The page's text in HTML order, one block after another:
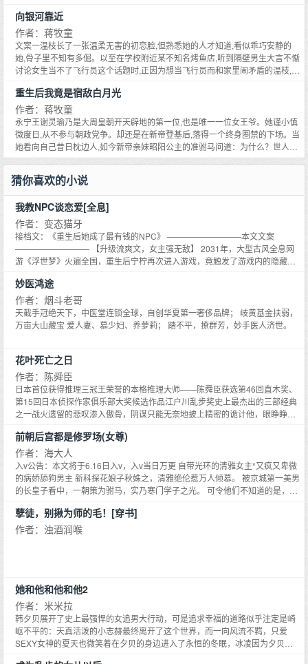
下，将阮昭拦下，问道：你在佛祖面前说的话还算数吗？阮昭：？男人提醒
她：你说，若我日后落在你手里，你必好好待我。阮昭：……？？伸手，傅时
浔语气淡然。阮昭下意识伸出手，接着，男人将自己的手掌搭在她掌心，双眸
凝着她，一字一顿：现在我落到你手里了。-点上长明灯，唯愿你一生喜乐野路
子文物修复师拽姐x高岭
作，她当然要工作！文案二：许久之后。面对已经住在一起的男人，邬乔忽然
想起那个莫名的规定，忍不住问道：我现在这样算是违反公司规定吗？程令时
转了下刚拿到手的婚戒：当然不算。男人随后补了句，口吻极理所当然。因为
我也喜欢你。#国际驰名双标程令时##不可喜欢某位程姓合伙人，除非他也喜
欢你#【我曾只能偷偷望向你，直到，我与你并肩而立】【提示】1、骚断腿天
小甜糖，唯一宗旨，一切向甜看立意:梦想、理想、幻想
向银河靠近
作者：蒋牧童
文案一温枝长了一张温柔无害的初恋脸,但熟悉她的人才知道,看似乖巧安静的
她,骨子里不知有多倔。以至在学校附近某不知名烤鱼店,听到隔壁男生大言不惭
讨论女生当不了飞行员这个话题时,正因为想当飞行员而和家里闹矛盾的温枝,一
的少年。温枝：顾问周是吧,要是我能当上飞行员,你就把刚才说过的那些话,给
我吃下去。进店后一直没开口的顾问周：……旁边大放厥词的室友,默默闭嘴。
*六年后。作为世联航空有史以来最年轻机长的顾问周,虽然长了一张招蜂引蝶
的脸,但碍于他的性格,谁也不敢轻易招惹。所以谁都没想到他会在公司餐厅当众
收到一张纸条,还是来自那个一进公司,就被评为司花的新晋女飞行员。好事者纷
纷围观。对方笑盈盈的看着他：顾机长,打开看看吧。顾问周打开纸条。只见上
面写着一行字：女生哪能当飞行员呐,吃不了这个苦。顾问周伸手将纸条塞给身
侧,同样在看热闹的好友。也就是当年大放厥词的那位。你自己说的话,吃了吧。
文案二顾问周发现隔壁空着的前辈机长家住进了人,对方就是在食堂造成乌龙的
温枝。起初他以为对方是租客,后来发现她竟是前辈的前女友。一开始两人相安
无事,但渐渐就不对劲了。顾问周心想：跟朋友的前女友交往,不算挖墙脚吧。直
到某天,顾问周在温枝家门口,将人亲得意乱情迷,门从里面打开,前辈机长站在门
口,冷若冰霜的看着他们。顾问周伸手将人往身后拉,正欲护着。就听温枝喊道：
哥。见他一脸震惊,温枝笑盈盈贴近他耳畔,无辜道：我以为你比较喜欢这种禁忌
关系。顾问周：……呵,他可真是喜欢死了！2022.2.22【提示】*禁欲闷骚机长
X甜飒女飞*一段禁忌又刺激的关系* 双飞行员CP,涉及专业资料,皆是查阅资料,
如有错误,欢迎温油指出,谢谢
重生后我竟是宿敌白月光
作者：蒋牧童
永宁王谢灵瑜乃是大周皇朝开天辟地的第一位,也是唯一一位女王爷。她谨小慎
微度日,从不参与朝政党争。却还是在新帝登基后,落得一个终身圈禁的下场。当
她看向自己昔日枕边人,如今新帝亲妹昭阳公主的准驸马问道：为什么？世人眼
中芝兰玉树的温雅公子裴靖安,低头看着她说：殿下,泛舟湖上,从来非我所愿。
不是良配,她只求安稳度日,他却心系权势。于是,在裴靖安与昭阳公主成亲当日,
谢灵瑜等来一杯鸩酒。再睁开眼时,谢灵瑜发现自己回到了过去。她依旧是那个
高高在上的永宁王殿下。好,既然前世不争是错。那这一世,她便一争到底,只求
个痛痛快快！谢灵瑜做的第一件事,就是派人找到萧晏行,此人就是前世辅助新帝
登基的最大功臣。只是,当谢灵瑜看着雨中一身布衣的萧晏行,对方毫无前世大权
在握的权臣风采,身体周遭的血水混着雨水流淌了一地,映进他眸底的一片死寂。
穿着华服的少女手持油纸伞,缓缓蹲在他身前,轻笑道：你若忠心,我便给你一个
灵瑜指婚,萧晏行将她圈在床帏,近乎疯狂道：殿下说过,会给我一个机会。谢灵
瑜：……可她说的,不是这种机会啊。*萧晏行这一生最难以忘怀的时刻,便是那
年上元花灯节,那抹比明月更皎洁的身姿。他以为那道身影犹如皎月般,不可触
摸,无法靠近。也正如他所想,那人从未将他看在眼底。新晋驸马裴靖安有公主相
助,本以为就此走上通天大道,却不想一朝受人陷害,下了天牢。当他看着黑暗尽
仇。萧晏行垂眸看向手腕,腕口隐隐露出一截陈旧而精美的发带,他低声说：背叛
她的人,都该死。裴靖安目疵欲裂,就听萧晏行再次透着疯狂的低语：你是,我也
是。
猜你喜欢的小说
我教NPC谈恋爱[全息]
作者：变态猫牙
接档文：《重生后她成了最有钱的NPC》 —————————本文文案
————————— 【升级流爽文，女主强无敌】 2031年，大型古风全息网
游《浮世梦》火遍全国，重生后宁柠再次进入游戏，竟触发了游戏内的隐藏职
书、教NPC谈恋爱。 村花小翠：你看我这副妆扮，铁蛋哥会喜欢吗？ 宁柠：
把你的大红唇擦掉 相府千金：最是相思愁人肠，少侠，带李公子来见我可好？
宁柠：让你爹把院里的打手都弄走 ** 开服后，论坛上关于红娘和小柠檬的议论
就没停过—— 【狗策划来谈谈人生，红娘这个职业也太强了叭！你的职业平衡
【财富榜等级榜声誉榜三榜第一，扒一扒小柠檬这些年的丧心病狂～！】 ***防
盗已开 —————————专栏接档求预收————————— 《重生后她成
了最有钱的NPC》 重生后，尤可梦再次进入《遗落大陆》，结果和上辈子一样
踩中了游戏Bug，成了一名NPC——首富之女瑟琳娜。 尤可梦知道，这款游戏
会十分火爆，玩家交易市场广阔，堪比一块大肥肉；最重要的是，她从玩家手
里赚到的钱，能兑换到现实里。 于是，她立志要做个优秀的商人，努力攻略玩
家市场。 后来，瑟琳娜成了游戏里最有钱的，和最受玩家爱戴的NPC。 见到
瑟琳娜，玩家们唱起赞歌：美丽优雅的瑟琳娜小姐，我永远为您折服。 回到论
坛，玩家们撸起袖子继续跟帖：《今天奸商破产了吗？！！》 某天，一个名
为‘优秀商人瑟琳娜’的ID出现在帖子里，并留言道：【我觉得我店里的服务费，
还能再涨25%~！】 毫无疑问，她遭到了群嘲—— 【冒充奸商也请动动脑子，
NPC能上论坛吗？！】 【你要是瑟琳娜我就是你爹！】 【每日一问：奸商今
天破产了吗？！】 口嗨一晚上后，第二天，他们惊悚的发现，瑟琳娜所有的店
铺里，服务费真的上涨了25%。 玩家们：⊙v⊙！
妙医鸿途
作者：烟斗老哥
天截手冠绝天下，中医堂连锁全球，自创华夏第一奢侈品牌； 岐黄基金扶弱，
万亩大山藏宝 爱人妻、慕少妇、养萝莉； 踏不平，撩群芳，妙手医人济世。
花叶死亡之日
作者：陈舜臣
日本首位获得推理三冠王荣誉的本格推理大师——陈舜臣获选第46回直木奖、
第15回日本侦探作家俱乐部大奖候选作品江户川乱步奖史上最杰出的三部经典
之一战火遗留的悲叹渗入傲骨，阴谋只能无奈地披上精密的诡计他，眼睁睁看
赴日本与恩人会面，却不料刚到日本，身边就接二连三地发生命案——先是独
居老人被绞杀，后是地方政客的侄子中毒身亡，紧接着他的恩人竟然也因煤气
中毒而死！一系列扑朔迷离的杀人案件，凶手却未留下任何蛛丝马迹，揭开真
相的关键到底在哪里？但是真相总会大白。只是当拨开重重疑云之际，那份历
经岁月蹉跎的情感，不知是否依然和从前一样隽永甘醇……
前朝后宫都是修罗场(女尊)
作者：海大人
入v公告：本文将于6.16日入v，入v当日万更 自带光环的清雅女主*又疯又卑微
的病娇舔狗男主 新科探花娘子秋姝之，清雅绝伦惹万人倾慕。 被京城第一美男
的长皇子看中，一朝策为驸马，实乃寒门学子之光。 可令他们不知道的是，看
恋。 君子端方的年轻太后对她更是暧昧不明。 就连她如高岭之花的长皇子殿
下，实则也是个阴暗又小心眼的妒夫。 生存在整日拈酸吃醋的修罗场中，女主
的尸骨。 2、星际狼狗长官*绝境之花 好友：听说她是你的囚犯？ 长官：不，
我是她的俘虏。 3、末日机器人*地球最后一个少女 放弃拯救世界，机器人太香
了。 4、邻家少年*美艳复仇大姐姐 她死后，他守着她的尸身为她灵魂引路，让
她复活。 5、野生小鸟*温柔女主人*家养鸟 流浪的宠物鸟傲娇至极，无论女主
人对他多好，他都不愿意让女主人触碰。 失望至极的女主人买了一只听话粘人
的longshengniao 野生小鸟 喜欢就点个收藏吧！！！！
孽徒，别揪为师的毛！[穿书]
作者：浊酒润喉
她和他和他和他2
作者：米米拉
韩夕贝展开了史上最强悍的女追男大行动，可是追求幸福的道路似乎注定是崎
岖不平的：天真活泼的小志赫最终离开了这个世界，而一向风流不羁，只爱
SEXY女神的夏天也微笑着在夕贝的身边进入了永恒的冬眠，冰凌因为夕贝永